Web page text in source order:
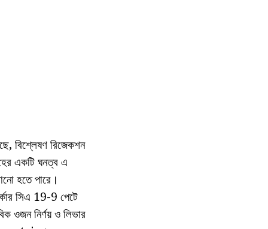
বিশ্লেষণ রিজেকশন
একটি ঘনত্ব এ
হতে পারে।
সিএ 19-9 পেটে
ওজন নির্ণয় ও লিভার